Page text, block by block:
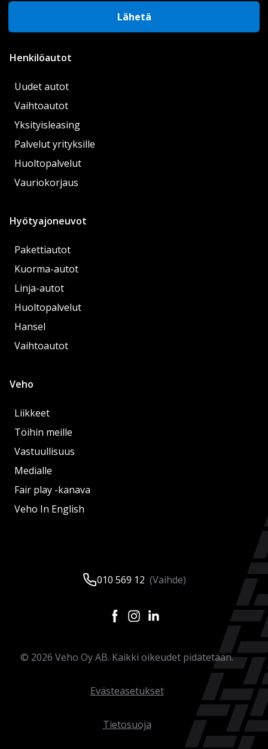
Lähetä
Henkilöautot
Uudet autot
Vaihtoautot
Yksityisleasing
Palvelut yrityksille
Huoltopalvelut
Vauriokorjaus
Hyötyajoneuvot
Pakettiautot
Kuorma-autot
Linja-autot
Huoltopalvelut
Hansel
Vaihtoautot
Veho
Liikkeet
Töihin meille
Vastuullisuus
Medialle
Fair play -kanava
Veho In English
010 569 12 (Vaihde)
© 2026 Veho Oy AB. Kaikki oikeudet pidätetään.
Evästeasetukset
Tietosuoja